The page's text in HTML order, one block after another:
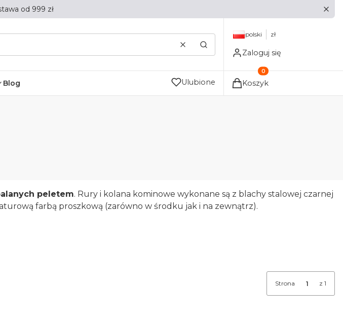
od 999 zł
WyczyśćSzukaj
polski zł
Zaloguj się
Blog Ulubione
Produkty w koszyku: 0.
Koszyk
peletem. Rury i kolana kominowe wykonane są z blachy stalowej czarnej
farbą proszkową (zarówno w środku jak i na zewnątrz).
Strona z 1